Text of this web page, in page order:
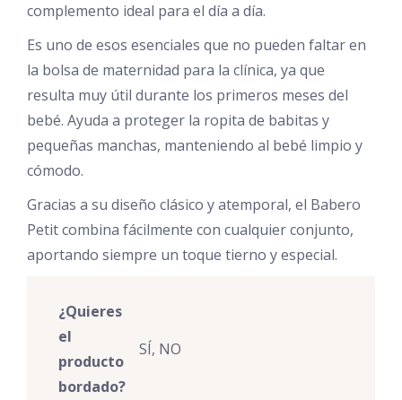
complemento ideal para el día a día.
Es uno de esos esenciales que no pueden faltar en
la bolsa de maternidad para la clínica, ya que
resulta muy útil durante los primeros meses del
bebé. Ayuda a proteger la ropita de babitas y
pequeñas manchas, manteniendo al bebé limpio y
cómodo.
Gracias a su diseño clásico y atemporal, el Babero
Petit combina fácilmente con cualquier conjunto,
aportando siempre un toque tierno y especial.
¿Quieres
el
producto
bordado?
SÍ, NO